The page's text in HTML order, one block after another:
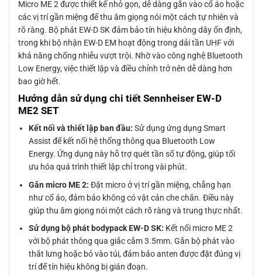
Micro ME 2 được thiết kế nhỏ gọn, dễ dàng gắn vào cổ áo hoặc
các vị trí gần miệng để thu âm giọng nói một cách tự nhiên và
rõ ràng. Bộ phát EW-D SK đảm bảo tín hiệu không dây ổn định,
trong khi bộ nhận EW-D EM hoạt động trong dải tần UHF với
khả năng chống nhiễu vượt trội. Nhờ vào công nghệ Bluetooth
Low Energy, việc thiết lập và điều chỉnh trở nên dễ dàng hơn
bao giờ hết.
Hướng dẫn sử dụng chi tiết Sennheiser EW-D
ME2 SET
Kết nối và thiết lập ban đầu: Sử dụng ứng dụng Smart
Assist để kết nối hệ thống thông qua Bluetooth Low
Energy. Ứng dụng này hỗ trợ quét tần số tự động, giúp tối
ưu hóa quá trình thiết lập chỉ trong vài phút.
Gắn micro ME 2: Đặt micro ở vị trí gần miệng, chẳng hạn
như cổ áo, đảm bảo không có vật cản che chắn. Điều này
giúp thu âm giọng nói một cách rõ ràng và trung thực nhất.
Sử dụng bộ phát bodypack EW-D SK: Kết nối micro ME 2
với bộ phát thông qua giắc cắm 3.5mm. Gắn bộ phát vào
thắt lưng hoặc bỏ vào túi, đảm bảo anten được đặt đúng vị
trí để tín hiệu không bị gián đoạn.